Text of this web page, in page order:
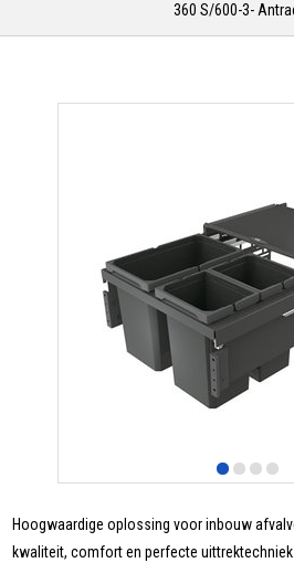
360 S/600-3-
Hoogwaardige oplossing voor inbouw
kwaliteit, comfort en perfecte